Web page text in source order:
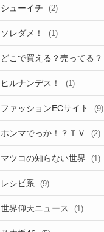
シューイチ (2)
ソレダメ！ (1)
どこで買える？売ってる？
ヒルナンデス！ (1)
ファッションECサイト (9)
ホンマでっか！？ＴＶ (2)
マツコの知らない世界 (1)
レシピ系 (9)
世界仰天ニュース (1)